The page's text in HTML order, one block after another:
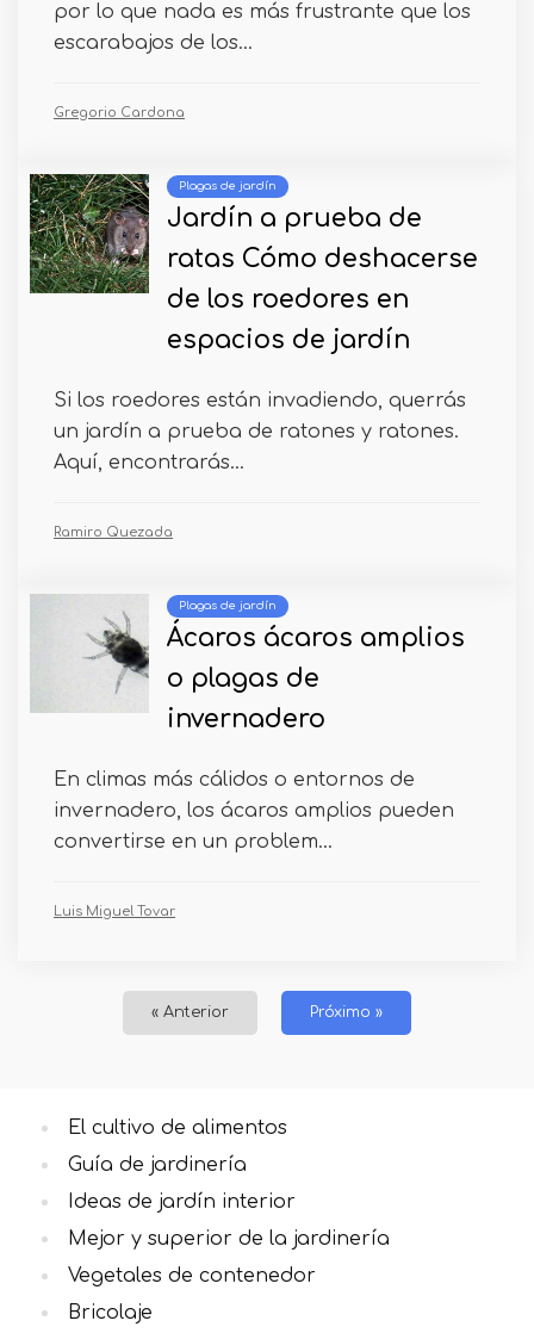
por lo que nada es más frustrante que los
escarabajos de los...
Gregorio Cardona
Plagas de jardín
Jardín a prueba de
ratas Cómo deshacerse
de los roedores en
espacios de jardín
Si los roedores están invadiendo, querrás
un jardín a prueba de ratones y ratones.
Aquí, encontrarás...
Ramiro Quezada
Plagas de jardín
Ácaros ácaros amplios
o plagas de
invernadero
En climas más cálidos o entornos de
invernadero, los ácaros amplios pueden
convertirse en un problem...
Luis Miguel Tovar
« Anterior Próximo »
El cultivo de alimentos
Guía de jardinería
Ideas de jardín interior
Mejor y superior de la jardinería
Vegetales de contenedor
Bricolaje